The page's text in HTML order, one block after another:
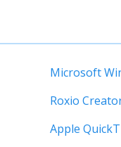
Microsoft
Roxio
Apple